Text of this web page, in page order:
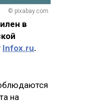
© pixabay.com
в
Infox.ru.
на